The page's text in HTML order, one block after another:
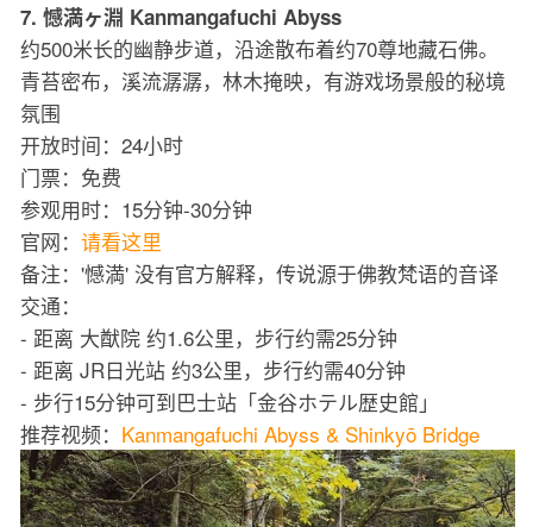
7. 憾満ヶ淵 Kanmangafuchi Abyss
约500米长的幽静步道，沿途散布着约70尊地藏石佛。
青苔密布，溪流潺潺，林木掩映，有游戏场景般的秘境
氛围
开放时间：24小时
门票：免费
参观用时：15分钟-30分钟
官网： 请看这里
备注：'憾満' 没有官方解释，传说源于佛教梵语的音译
交通：
- 距离 大猷院 约1.6公里，步行约需25分钟
- 距离 JR日光站 约3公里，步行约需40分钟
- 步行15分钟可到巴士站「金谷ホテル歴史館」
推荐视频： Kanmangafuchi Abyss & Shinkyō Bridge